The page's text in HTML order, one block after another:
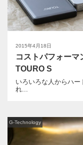
2015年4月18日
コストパフォーマ
TOURO S
いろいろな人からハ
れ...
G-Technology